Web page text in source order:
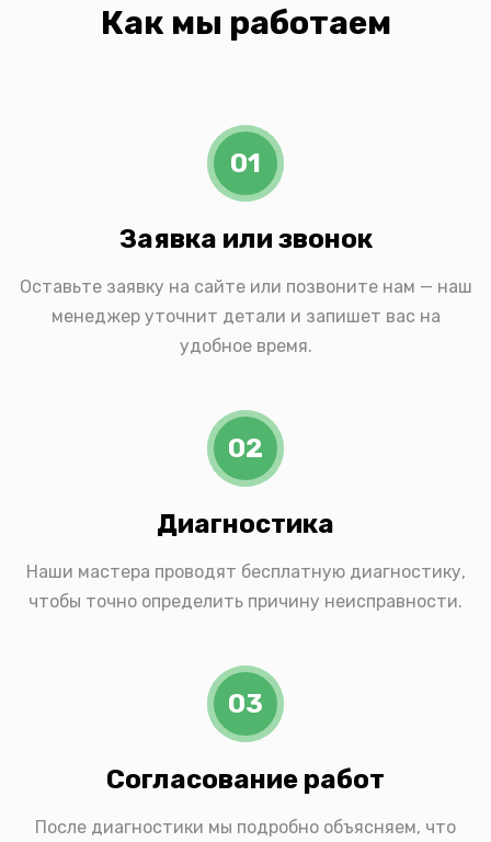
Как мы работаем
01
Заявка или звонок
Оставьте заявку на сайте или позвоните нам — наш
менеджер уточнит детали и запишет вас на
удобное время.
02
Диагностика
Наши мастера проводят бесплатную диагностику,
чтобы точно определить причину неисправности.
03
Согласование работ
После диагностики мы подробно объясняем, что